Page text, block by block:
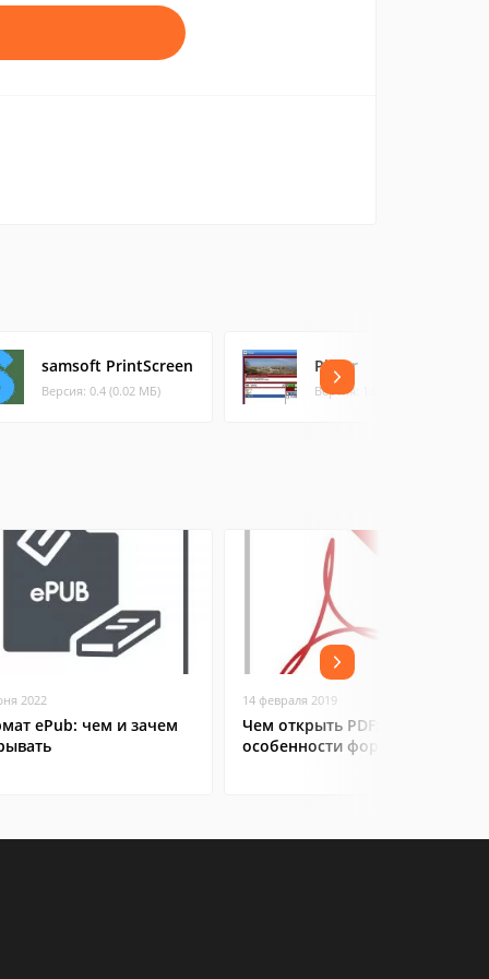
samsoft PrintScreen
Версия: 0.4 (0.02 МБ)
Picter
Версия: 1.0
2022
ePub: чем и зачем
14 февраля 2019
Чем открыть PDF:
особенности формата